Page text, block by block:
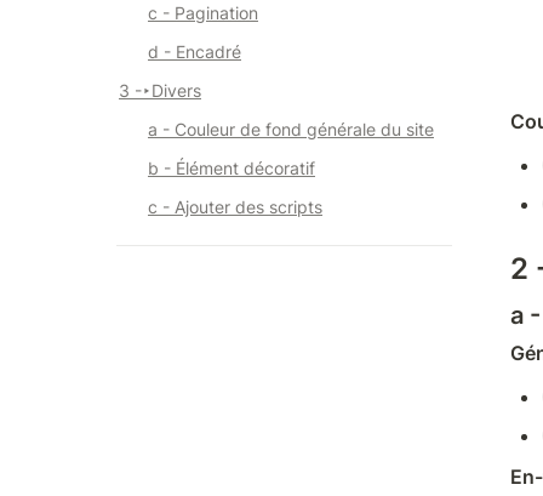
c - Pagination
d - Encadré
3 -‣Divers
a - Couleur de fond générale du site
b - Élément décoratif
c - Ajouter des scripts
2
a